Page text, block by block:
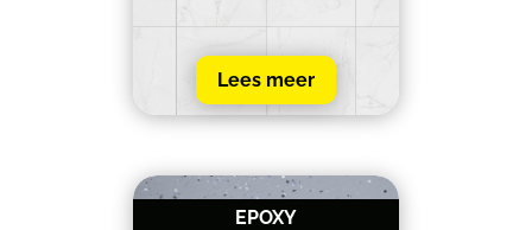
Lees meer
EPOXY